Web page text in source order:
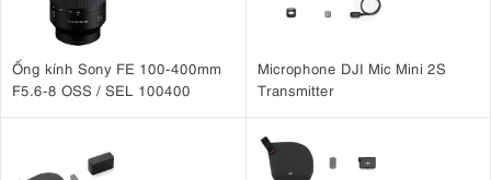
Ống kính Sony FE 100-400mm
F5.6-8 OSS / SEL 100400
Microphone DJI Mic Mini 2S
Transmitter